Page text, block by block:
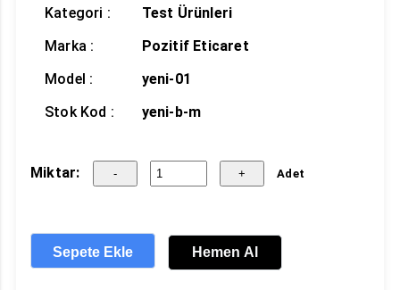
Kategori :
Test Ürünleri
Marka :
Pozitif Eticaret
Model :
yeni-01
Stok Kod :
yeni-b-m
Miktar: Adet
Sepete Ekle Hemen Al